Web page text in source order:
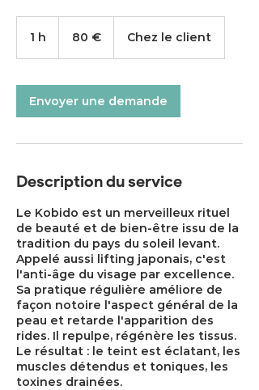
1 h 80 € Chez le client
Envoyer une demande
Description du service
Le Kobido est un merveilleux rituel
de beauté et de bien-être issu de la
tradition du pays du soleil levant.
Appelé aussi lifting japonais, c'est
l'anti-âge du visage par excellence.
Sa pratique régulière améliore de
façon notoire l'aspect général de la
peau et retarde l'apparition des
rides. Il repulpe, régénère les tissus.
Le résultat : le teint est éclatant, les
muscles détendus et toniques, les
toxines drainées.